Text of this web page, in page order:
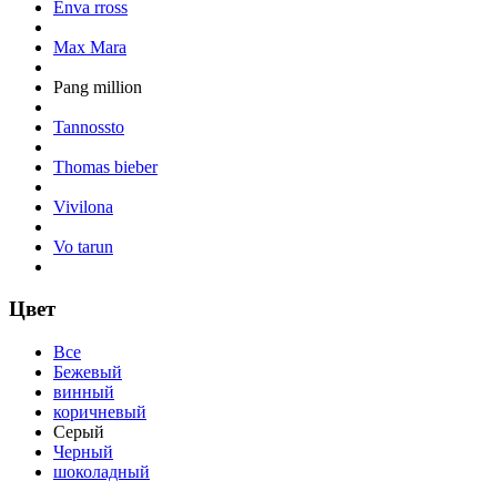
Enva rross
Max Mara
Pang million
Tannossto
Thomas bieber
Vivilona
Vo tarun
Цвет
Все
Бежевый
винный
коричневый
Серый
Черный
шоколадный